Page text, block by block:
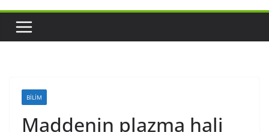
BILIM
Maddenin plazma hali